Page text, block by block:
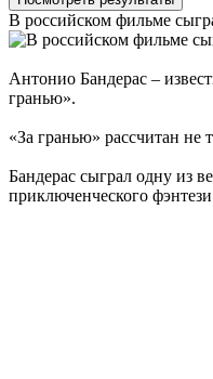
В российском фильме
Антонио Бандерас –
гранью».
«За гранью» рассчитан не
Бандерас сыграл одну из
приключенческого